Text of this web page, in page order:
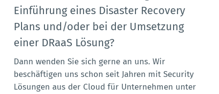
Einführung eines Disaster Recovery
Plans und/oder bei der Umsetzung
einer DRaaS Lösung?
Dann wenden Sie sich gerne an uns. Wir
beschäftigen uns schon seit Jahren mit Security
Lösungen aus der Cloud für Unternehmen unter